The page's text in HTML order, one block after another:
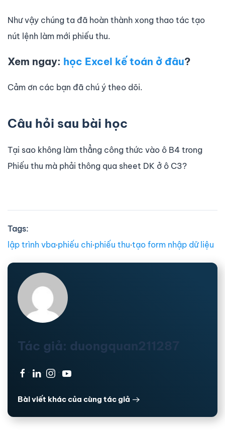
Như vậy chúng ta đã hoàn thành xong thao tác tạo
nút lệnh làm mới phiếu thu.
Xem ngay: học Excel kế toán ở đâu?
Cảm ơn các bạn đã chú ý theo dõi.
Câu hỏi sau bài học
Tại sao không làm thẳng công thức vào ô B4 trong
Phiếu thu mà phải thông qua sheet DK ở ô C3?
Tags:
lập trình vba∙phiếu chi∙phiếu thu∙tạo form nhập dữ liệu
Tác giả: duongquan211287
· · ·
Bài viết khác của cùng tác giả